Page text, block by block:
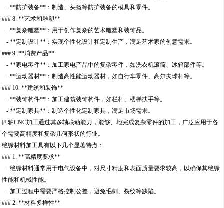
- **防护装备**：制造、头盔等防护装备的模具和零件。
### 8. **艺术和雕塑**
- **复杂雕塑**：用于创作复杂的艺术雕塑和装饰品。
- **定制设计**：实现个性化设计和定制生产，满足艺术家的创意需求。
### 9. **消费产品**
- **家电零件**：加工家电产品中的复杂零件，如洗衣机滚筒、冰箱部件等。
- **运动器材**：制造高性能运动器材，如自行车零件、高尔夫球杆等。
### 10. **建筑和装饰**
- **装饰构件**：加工建筑装饰构件，如栏杆、楼梯扶手等。
- **定制家具**：制造个性化定制家具，满足市场需求。
四轴CNC加工通过其多轴联动能力，能够、地完成复杂零件的加工，广泛应用于各
个需要高精度和复杂几何形状的行业。
绝缘材料加工具有以下几个显著特点：
### 1. **高精度要求**
- 绝缘材料通常用于电气设备中，对尺寸精度和表面质量要求较高，以确保其绝缘
性能和机械性能。
- 加工过程中需要严格控制公差，避免毛刺、裂纹等缺陷。
### 2. **材料多样性**